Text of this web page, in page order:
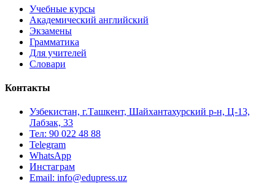
Учебные курсы
Академический английский
Экзамены
Грамматика
Для учителей
Словари
Контакты
Узбекистан, г.Ташкент, Шайхантахурский р-н, Ц-13,
Лабзак, 33
Тел: 90 022 48 88
Telegram
WhatsApp
Инстаграм
Email: info@edupress.uz